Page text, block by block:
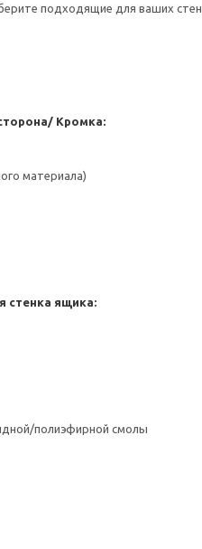
подходящие для ваших
Кромка:
материала)
стенка ящика:
полиэфирной смолы